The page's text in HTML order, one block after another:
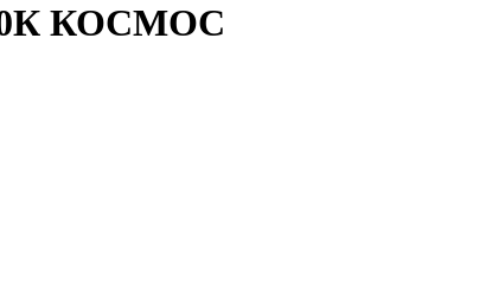
КОСМОС